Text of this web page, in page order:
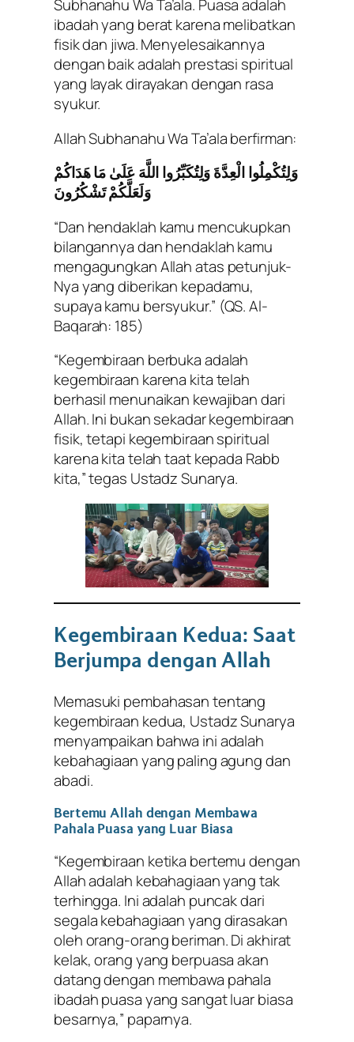
Subhanahu Wa Ta’ala. Puasa adalah
ibadah yang berat karena melibatkan
fisik dan jiwa. Menyelesaikannya
dengan baik adalah prestasi spiritual
yang layak dirayakan dengan rasa
syukur.
Allah Subhanahu Wa Ta’ala berfirman:
وَلِتُكْمِلُوا الْعِدَّةَ وَلِتُكَبِّرُوا اللَّهَ عَلَىٰ مَا هَدَاكُمْ
وَلَعَلَّكُمْ تَشْكُرُونَ
“Dan hendaklah kamu mencukupkan
bilangannya dan hendaklah kamu
mengagungkan Allah atas petunjuk-
Nya yang diberikan kepadamu,
supaya kamu bersyukur.” (QS. Al-
Baqarah: 185)
“Kegembiraan berbuka adalah
kegembiraan karena kita telah
berhasil menunaikan kewajiban dari
Allah. Ini bukan sekadar kegembiraan
fisik, tetapi kegembiraan spiritual
karena kita telah taat kepada Rabb
kita,” tegas Ustadz Sunarya.
Kegembiraan Kedua: Saat
Berjumpa dengan Allah
Memasuki pembahasan tentang
kegembiraan kedua, Ustadz Sunarya
menyampaikan bahwa ini adalah
kebahagiaan yang paling agung dan
abadi.
Bertemu Allah dengan Membawa
Pahala Puasa yang Luar Biasa
“Kegembiraan ketika bertemu dengan
Allah adalah kebahagiaan yang tak
terhingga. Ini adalah puncak dari
segala kebahagiaan yang dirasakan
oleh orang-orang beriman. Di akhirat
kelak, orang yang berpuasa akan
datang dengan membawa pahala
ibadah puasa yang sangat luar biasa
besarnya,” paparnya.